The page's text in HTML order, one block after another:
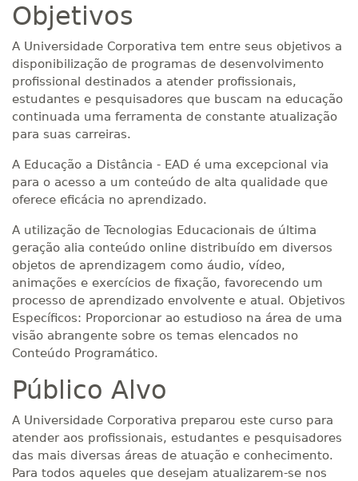
Objetivos
A Universidade Corporativa tem entre seus objetivos a
disponibilização de programas de desenvolvimento
profissional destinados a atender profissionais,
estudantes e pesquisadores que buscam na educação
continuada uma ferramenta de constante atualização
para suas carreiras.
A Educação a Distância - EAD é uma excepcional via
para o acesso a um conteúdo de alta qualidade que
oferece eficácia no aprendizado.
A utilização de Tecnologias Educacionais de última
geração alia conteúdo online distribuído em diversos
objetos de aprendizagem como áudio, vídeo,
animações e exercícios de fixação, favorecendo um
processo de aprendizado envolvente e atual. Objetivos
Específicos: Proporcionar ao estudioso na área de uma
visão abrangente sobre os temas elencados no
Conteúdo Programático.
Público Alvo
A Universidade Corporativa preparou este curso para
atender aos profissionais, estudantes e pesquisadores
das mais diversas áreas de atuação e conhecimento.
Para todos aqueles que desejam atualizarem-se nos